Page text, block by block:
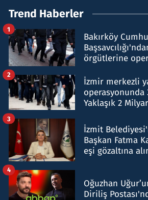
Trend Haberler
Bakırköy
örgütlerine
1
İzmir merkezli
operasyonunda
Yaklaşık 2
2
İzmit
Başkan Fatma
eşi gözaltına
3
Oğuzhan
Diriliş
4